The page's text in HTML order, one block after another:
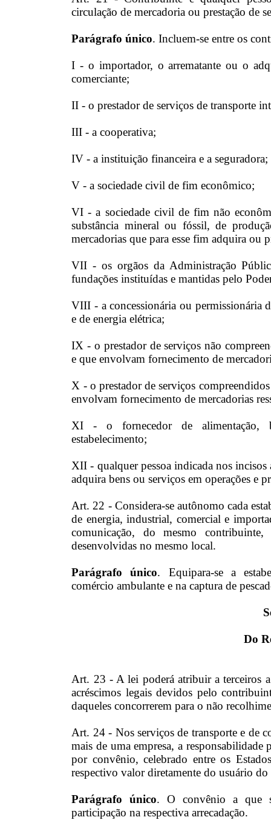
circulação de mercadoria ou prestação de
Parágrafo único. Incluem-se entre os
I - o importador, o arrematante ou o
comerciante;
II - o prestador de serviços de transporte
III - a cooperativa;
IV - a instituição financeira e a seguradora;
V - a sociedade civil de fim econômico;
VI - a sociedade civil de fim não
substância mineral ou fóssil, de
mercadorias que para esse fim adquira ou
VII - os orgãos da Administração
fundações instituídas e mantidas pelo
VIII - a concessionária ou permissionária
e de energia elétrica;
IX - o prestador de serviços não
e que envolvam fornecimento de
X - o prestador de serviços
envolvam fornecimento de mercadorias
XI - o fornecedor de alimentação,
estabelecimento;
XII - qualquer pessoa indicada nos
adquira bens ou serviços em operações e
Art. 22 - Considera-se autônomo cada
de energia, industrial, comercial e
comunicação, do mesmo
desenvolvidas no mesmo local.
Parágrafo único. Equipara-se a
comércio ambulante e na captura de
Do
Art. 23 - A lei poderá atribuir a terceiros
acréscimos legais devidos pelo
daqueles concorrerem para o não
Art. 24 - Nos serviços de transporte e de
mais de uma empresa, a
por convênio, celebrado entre os
respectivo valor diretamente do usuário
Parágrafo único. O convênio a que
participação na respectiva arrecadação.